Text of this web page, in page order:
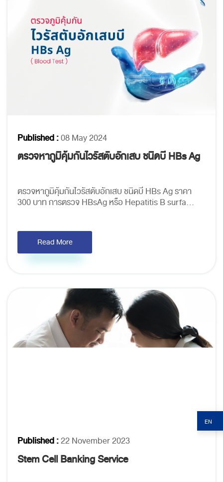
Published :08 May 2024
ตรวจหาภูมิคุ้มกันไวรัสตับอักเสบ ชนิดบี HBs Ag
ตรวจหาภูมิคุ้มกันไวรัสตับอักเสบ ชนิดบี HBs Ag ราคา
300 บาท การตรวจ HBsAg หรือ Hepatitis B surfa...
Read More
Published :22 November 2023
Stem Cell Banking Service
EN